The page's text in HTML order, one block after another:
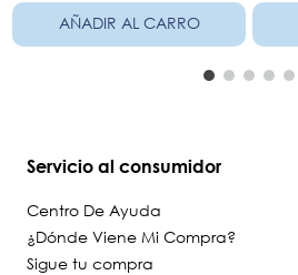
AÑADIR AL CARRO
Servicio al consumidor
Centro De Ayuda
¿Dónde Viene Mi Compra?
Sigue tu compra